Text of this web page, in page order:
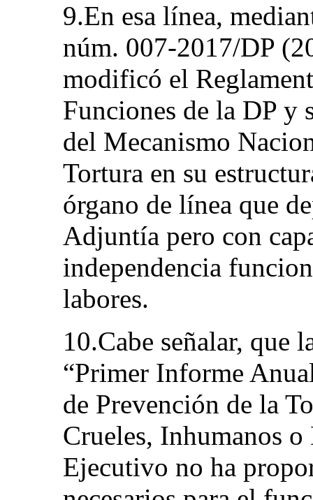
9.En esa línea,
núm. 007-2017/DP
modificó el
Funciones de la DP y
del Mecanismo
Tortura en su
órgano de línea que
Adjuntía pero con
independencia
labores.
10.Cabe señalar, que
“Primer Informe
de Prevención de la
Crueles, Inhumanos o
Ejecutivo no ha